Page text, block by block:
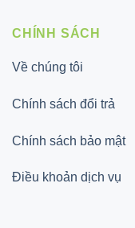
CHÍNH SÁCH
Về chúng tôi
Chính sách đổi trả
Chính sách bảo mật
Điều khoản dịch vụ